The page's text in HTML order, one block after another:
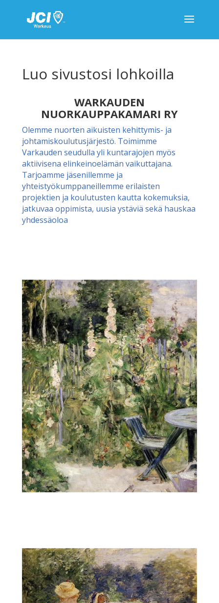
Luo sivustosi lohkoilla
WARKAUDEN
NUORKAUPPAKAMARI RY
Olemme nuorten aikuisten kehittymis- ja
johtamiskoulutusjärjestö. Toimimme
Varkauden seudulla yli kuntarajojen myös
aktiivisena elinkeinoelämän vaikuttajana.
Tarjoamme jäsenillemme ja
yhteistyökumppaneillemme erilaisten
projektien ja koulutusten kautta kokemuksia,
jatkuvaa oppimista, uusia ystäviä sekä hauskaa
yhdessäoloa